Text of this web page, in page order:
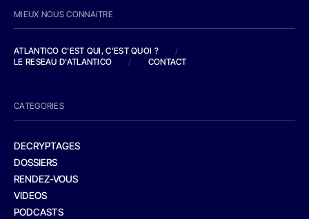
MIEUX NOUS CONNAITRE
ATLANTICO C'EST QUI, C'EST QUOI ?
/
LE RESEAU D'ATLANTICO
/ CONTACT
CATEGORIES
DECRYPTAGES
DOSSIERS
RENDEZ-VOUS
VIDEOS
PODCASTS